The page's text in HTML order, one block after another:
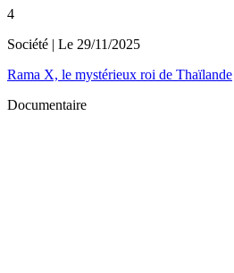
4
Société | Le 29/11/2025
Rama X, le mystérieux roi de Thaïlande
Documentaire